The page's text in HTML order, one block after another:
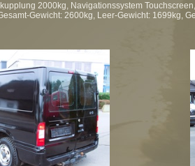
2000kg, Navigationssystem
Gewicht: 2600kg, Leer-Gewicht: 1699kg,